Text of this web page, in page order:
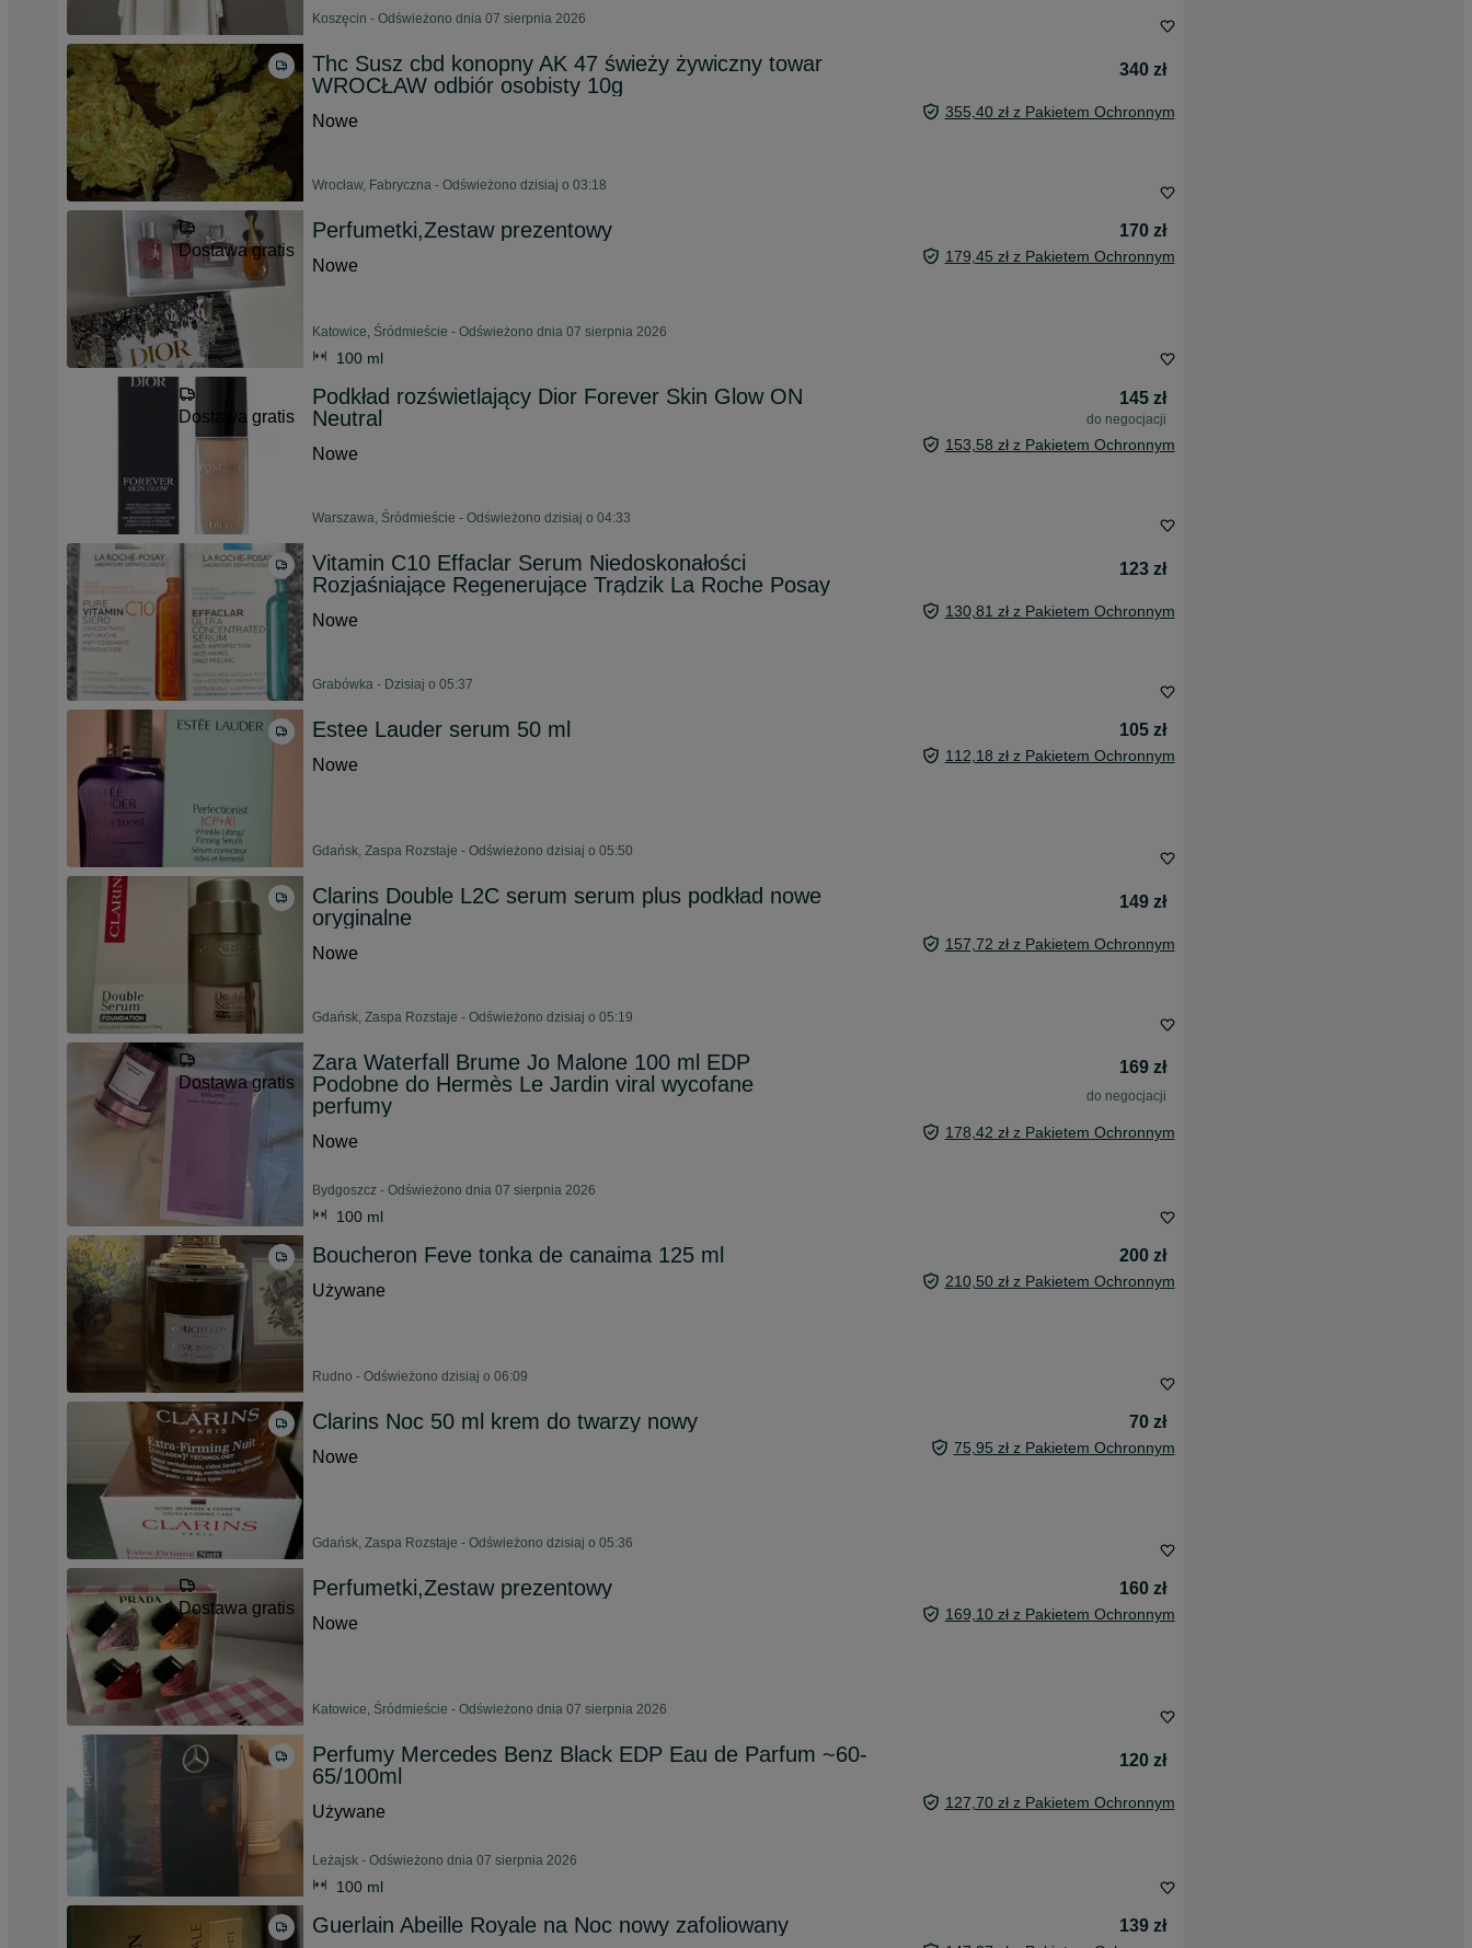
Koszęcin - Odświeżono dnia 07 sierpnia 2026
Thc Susz cbd konopny AK 47 świeży żywiczny towar
WROCŁAW odbiór osobisty 10g
340 zł
Nowe 355,40 zł z Pakietem Ochronnym
Wrocław, Fabryczna - Odświeżono dzisiaj o 03:18
Dostawa gratis
Perfumetki,Zestaw prezentowy
170 zł
Nowe
179,45 zł z Pakietem Ochronnym
Katowice, Śródmieście - Odświeżono dnia 07 sierpnia 2026
100 ml
Dostawa gratis
Podkład rozświetlający Dior Forever Skin Glow ON
Neutral
145 zł
do negocjacji
Nowe 153,58 zł z Pakietem Ochronnym
Warszawa, Śródmieście - Odświeżono dzisiaj o 04:33
Vitamin C10 Effaclar Serum Niedoskonałości
Rozjaśniające Regenerujące Trądzik La Roche Posay
123 zł
Nowe 130,81 zł z Pakietem Ochronnym
Grabówka - Dzisiaj o 05:37
Estee Lauder serum 50 ml
105 zł
Nowe
112,18 zł z Pakietem Ochronnym
Gdańsk, Zaspa Rozstaje - Odświeżono dzisiaj o 05:50
Clarins Double L2C serum serum plus podkład nowe
oryginalne
149 zł
Nowe 157,72 zł z Pakietem Ochronnym
Gdańsk, Zaspa Rozstaje - Odświeżono dzisiaj o 05:19
Dostawa gratis
Zara Waterfall Brume Jo Malone 100 ml EDP
Podobne do Hermès Le Jardin viral wycofane
perfumy
169 zł
do negocjacji
Nowe 178,42 zł z Pakietem Ochronnym
Bydgoszcz - Odświeżono dnia 07 sierpnia 2026
100 ml
Boucheron Feve tonka de canaima 125 ml
200 zł
Używane
210,50 zł z Pakietem Ochronnym
Rudno - Odświeżono dzisiaj o 06:09
Clarins Noc 50 ml krem do twarzy nowy
70 zł
Nowe
75,95 zł z Pakietem Ochronnym
Gdańsk, Zaspa Rozstaje - Odświeżono dzisiaj o 05:36
Dostawa gratis
Perfumetki,Zestaw prezentowy
160 zł
Nowe
169,10 zł z Pakietem Ochronnym
Katowice, Śródmieście - Odświeżono dnia 07 sierpnia 2026
Perfumy Mercedes Benz Black EDP Eau de Parfum ~60-
65/100ml
120 zł
Używane 127,70 zł z Pakietem Ochronnym
Leżajsk - Odświeżono dnia 07 sierpnia 2026
100 ml
Guerlain Abeille Royale na Noc nowy zafoliowany 139 zł